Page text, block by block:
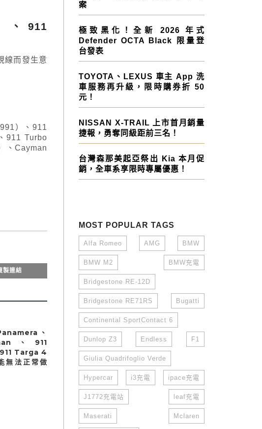
、911
線而發生意
）、911
911 Turbo
、Cayman
製連結
、
、911
Targa 4
無法正常做
案
極致黑化！全新 2026 年式
Defender OCTA Black 限量登
台發表
TOYOTA、LEXUS 車主 App 洗
車服務再升級，限時購券折 50
元！
NISSAN X-TRAIL 上市首月銷量
捷報，勇奪同級距前三名！
台灣森那美起亞祭出 Kia 本月促
銷，全車系享限時專屬優惠！
MOST POPULAR TAGS
Alfa Romeo AMG BMW
BMW M2 BMW充電
Bridgestone RE-12D
Bridgestone RE71RS Bugatti
Continental SportContact 6
Dunlop Z3 Endless F1
Giulia Quadrifoglio Verde
Hypercar i3充電 ipace充電
J1772充電站 leaf充電
Maserati Mclaren